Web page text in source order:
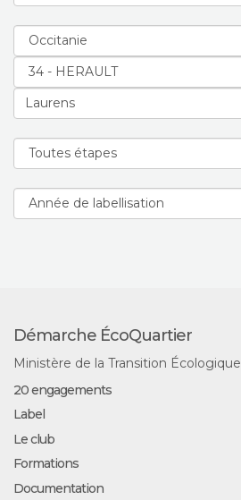
Démarche ÉcoQuartier
Ministère de la Transition Écologique
20 engagements
Label
Le club
Formations
Documentation